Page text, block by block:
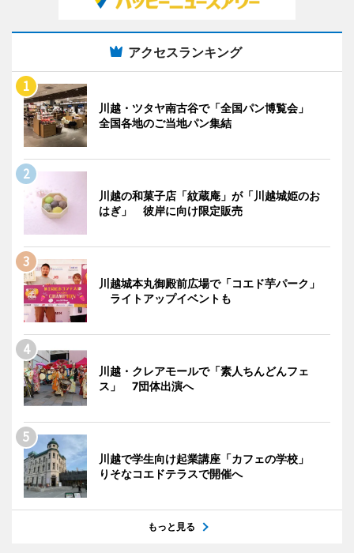
アクセスランキング
川越・ツタヤ南古谷で「全国パン博覧会」
全国各地のご当地パン集結
川越の和菓子店「紋蔵庵」が「川越城姫のお
はぎ」 彼岸に向け限定販売
川越城本丸御殿前広場で「コエド芋パーク」
ライトアップイベントも
川越・クレアモールで「素人ちんどんフェ
ス」 7団体出演へ
川越で学生向け起業講座「カフェの学校」
りそなコエドテラスで開催へ
もっと見る